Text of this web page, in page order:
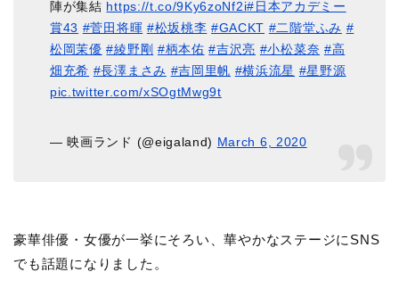
陣が集結 https://t.co/9Ky6zoNf2i#日本アカデミー
賞43 #菅田将暉 #松坂桃李 #GACKT #二階堂ふみ #
松岡茉優 #綾野剛 #柄本佑 #吉沢亮 #小松菜奈 #高
畑充希 #長澤まさみ #吉岡里帆 #横浜流星 #星野源
pic.twitter.com/xSOgtMwg9t
— 映画ランド (@eigaland) March 6, 2020
豪華俳優・女優が一挙にそろい、華やかなステージにSNS
でも話題になりました。